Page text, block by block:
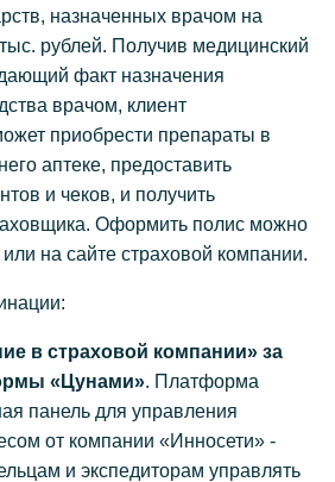
назначенных врачом на
рублей. Получив медицинский
факт назначения
врачом, клиент
приобрести препараты в
аптеке, предоставить
и чеков, и получить
Оформить полис можно
на сайте страховой компании.
в страховой компании» за
«Цунами». Платформа
панель для управления
от компании «Инносети» -
и экспедиторам управлять